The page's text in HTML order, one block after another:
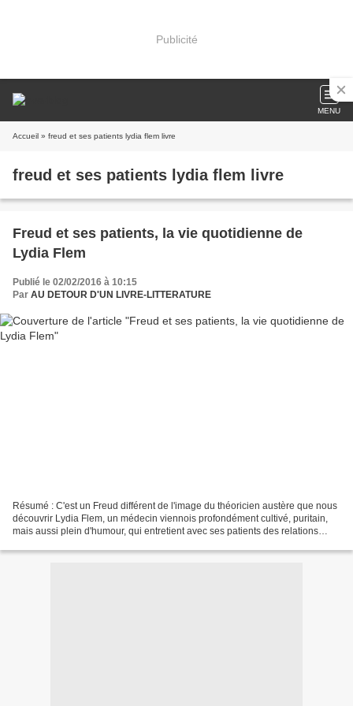
Publicité
MENU
Accueil » freud et ses patients lydia flem livre
freud et ses patients lydia flem livre
Freud et ses patients, la vie quotidienne de
Lydia Flem
Publié le 02/02/2016 à 10:15
Par AU DETOUR D'UN LIVRE-LITTERATURE
Résumé : C'est un Freud différent de l'image du théoricien austère que nous
découvrir Lydia Flem, un médecin viennois profondément cultivé, puritain,
mais aussi plein d'humour, qui entretient avec ses patients des relations